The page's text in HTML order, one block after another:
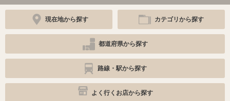
現在地から探す カテゴリから探す
都道府県から探す
路線・駅から探す
よく行くお店から探す